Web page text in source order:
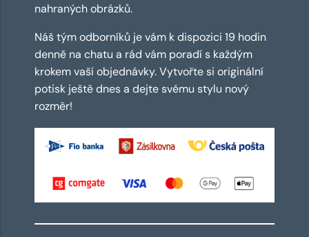
nahraných obrázků.
Náš tým odborníků je vám k dispozici 19 hodin
denně na chatu a rád vám poradí s každým
krokem vaší objednávky. Vytvořte si originální
potisk ještě dnes a dejte svému stylu nový
rozměr!